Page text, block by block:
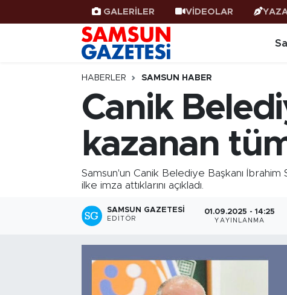
GALERİLER VİDEOLAR
HABERLER SAMSUN HABER
Canik
kazanan
Samsun'un Canik Belediye Başkanı
ilke imza attıklarını açıkladı.
SAMSUN GAZETESI
EDITÖR
01.09.2025 - 14:25
YAYINLANMA
Samsun Haber
Samsunspor
Samsun Rehberi
Resmi İlanlar
Samsun Nöbetçi Eczaneler
Samsun Hava Durumu
SAMSUN Namaz Vakitleri
Samsun Trafik Yoğunluk Haritası
Süper Lig Puan Durumu ve Fikstür
Haber Arşivi